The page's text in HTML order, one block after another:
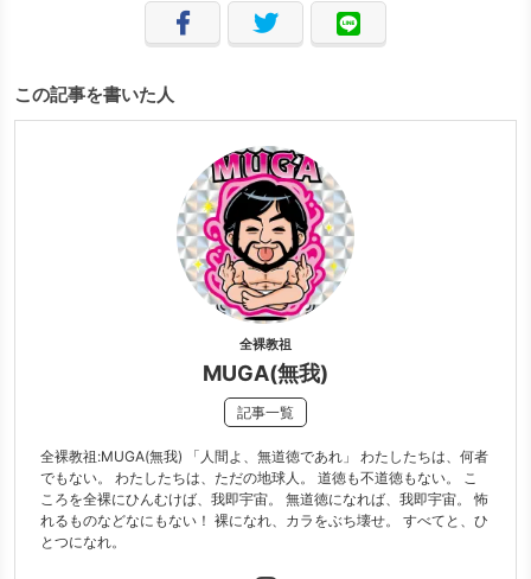
この記事を書いた人
全裸教祖
MUGA(無我)
記事一覧
全裸教祖:MUGA(無我) 「人間よ、無道徳であれ」 わたしたちは、何者
でもない。 わたしたちは、ただの地球人。 道徳も不道徳もない。 こ
ころを全裸にひんむけば、我即宇宙。 無道徳になれば、我即宇宙。 怖
れるものなどなにもない！ 裸になれ、カラをぶち壊せ。 すべてと、ひ
とつになれ。